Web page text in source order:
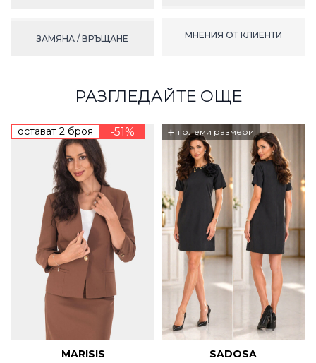
ЗАМЯНА / ВРЪЩАНЕ МНЕНИЯ ОТ КЛИЕНТИ
РАЗГЛЕДАЙТЕ ОЩЕ
остават 2 броя -51%
MARISIS
+ големи размери
SADOSA